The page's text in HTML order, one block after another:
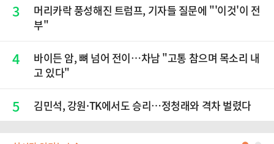
3
머리카락 풍성해진 트럼프, 기자들 질문에 "'이것'이 전
부"
4
바이든 암, 뼈 넘어 전이…차남 "고통 참으며 목소리 내
고 있다"
5 김민석, 강원·TK에서도 승리…정청래와 격차 벌렸다